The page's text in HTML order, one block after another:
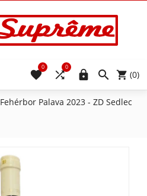
 (0)


0

0
Fehérbor Palava 2023 - ZD Sedlec